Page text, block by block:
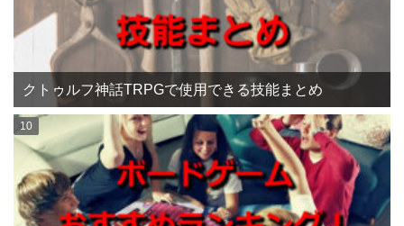
クトゥルフ神話TRPGで使用できる技能まとめ